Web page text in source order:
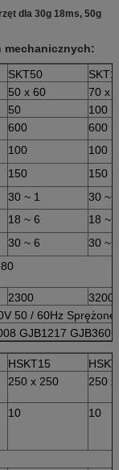
dla 30g 18ms, 50g
mechanicznych:
SKT50
50 x 60
70 x
50
100
600
600
100
100
150 150
30 ~ 1
30 ~
18 ~ 6
18 ~
30 ~ 6
30 ~
2300
3200
50 / 60Hz
GJB1217
HSKT15
250 x 250 250
10 10